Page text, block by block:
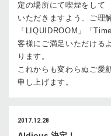
定の場所にて喫煙をして
いただきますよう、ご理
「LIQUIDROOM」「
客様にご満足いただける
ります。
これからも変わらぬご愛
申し上げます。
2017.12.28